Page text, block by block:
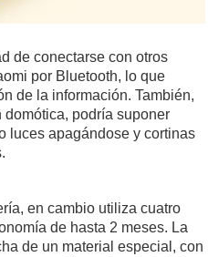
de conectarse con otros
por Bluetooth, lo que
de la información. También,
podría suponer
luces apagándose y cortinas
en cambio utiliza cuatro
de hasta 2 meses. La
de un material especial, con